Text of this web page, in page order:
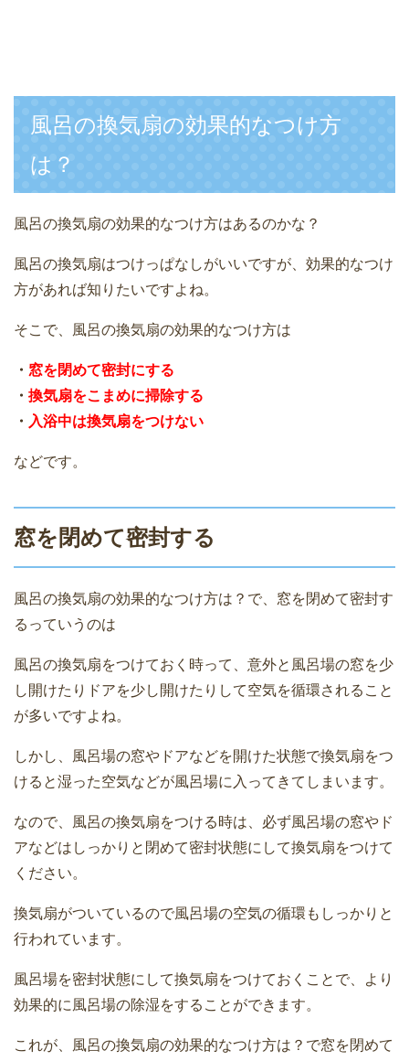
風呂の換気扇の効果的なつけ方
は？
風呂の換気扇の効果的なつけ方はあるのかな？
風呂の換気扇はつけっぱなしがいいですが、効果的なつけ
方があれば知りたいですよね。
そこで、風呂の換気扇の効果的なつけ方は
・ 窓を閉めて密封にする
・ 換気扇をこまめに掃除する
・ 入浴中は換気扇をつけない
などです。
窓を閉めて密封する
風呂の換気扇の効果的なつけ方は？で、窓を閉めて密封す
るっていうのは
風呂の換気扇をつけておく時って、意外と風呂場の窓を少
し開けたりドアを少し開けたりして空気を循環されること
が多いですよね。
しかし、風呂場の窓やドアなどを開けた状態で換気扇をつ
けると湿った空気などが風呂場に入ってきてしまいます。
なので、風呂の換気扇をつける時は、必ず風呂場の窓やド
アなどはしっかりと閉めて密封状態にして換気扇をつけて
ください。
換気扇がついているので風呂場の空気の循環もしっかりと
行われています。
風呂場を密封状態にして換気扇をつけておくことで、より
効果的に風呂場の除湿をすることができます。
これが、風呂の換気扇の効果的なつけ方は？で窓を閉めて